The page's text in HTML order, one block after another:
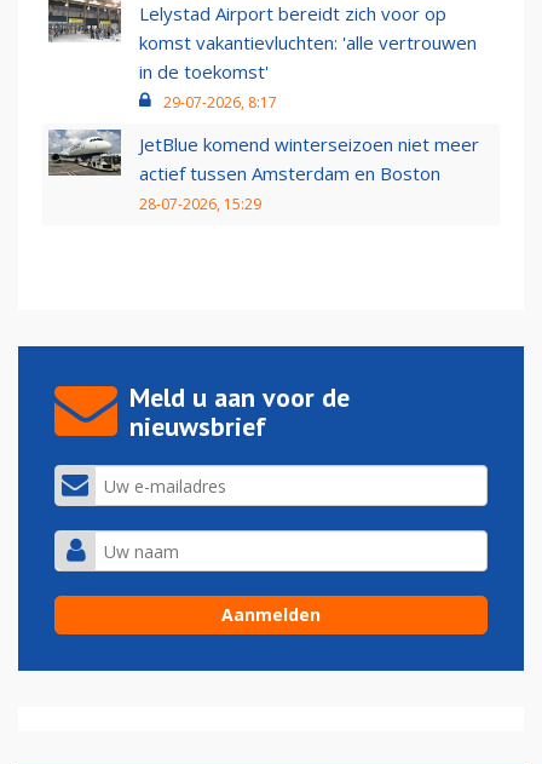
Lelystad Airport bereidt zich voor op
komst vakantievluchten: 'alle vertrouwen
in de toekomst'
29-07-2026, 8:17
JetBlue komend winterseizoen niet meer
actief tussen Amsterdam en Boston
28-07-2026, 15:29
Meld u aan voor de
nieuwsbrief